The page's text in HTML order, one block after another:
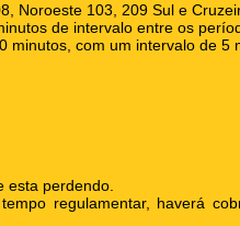
Noroeste 103, 209 Sul e
de intervalo entre os
com um intervalo de 5
esta perdendo.
regulamentar, haverá